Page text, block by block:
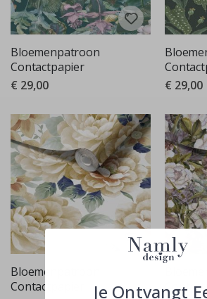
Bloemenpatroon
Contactpapier
€ 29,00
€ 29,00
Bloemenpatroon
Contactpapier
Je Ontvangt